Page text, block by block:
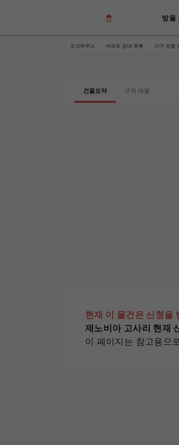
방을
오크하우스 아파트 임대 목록 가구 포함
건물요약 근처 매물
현재 이 물건은 신청을
제노비아 고사리 현재
이 페이지는 참고용으